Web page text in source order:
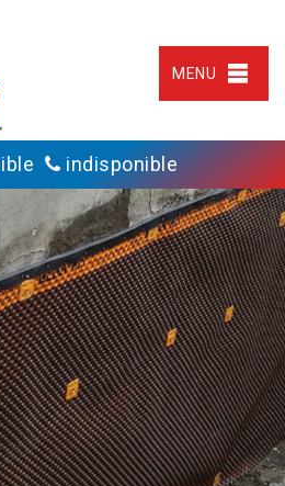
MENU
indisponible